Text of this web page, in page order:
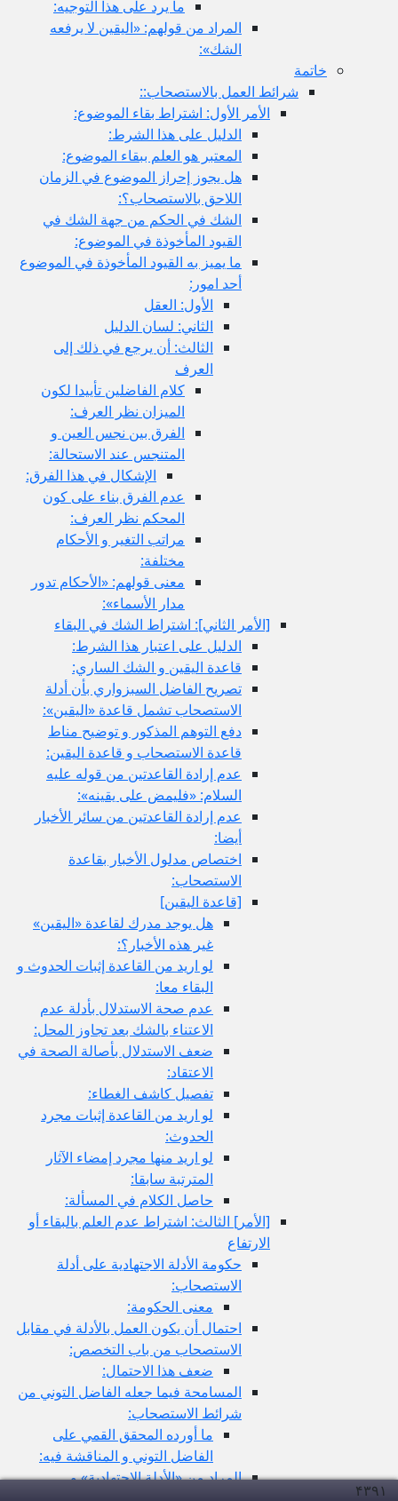
ما يرد على هذا التوجيه:
المراد من قولهم: «اليقين لا يرفعه
الشك»:
خاتمة
شرائط العمل بالاستصحاب::
الأمر الأول: اشتراط بقاء الموضوع:
الدليل على هذا الشرط:
المعتبر هو العلم ببقاء الموضوع:
هل يجوز إحراز الموضوع في الزمان
اللاحق بالاستصحاب؟:
الشك في الحكم من جهة الشك في
القيود المأخوذة في الموضوع:
ما يميز به القيود المأخوذة في الموضوع
أحد امور:
الأول: العقل
الثاني: لسان الدليل
الثالث: أن يرجع في ذلك إلى
العرف
كلام الفاضلين تأييدا لكون
الميزان نظر العرف:
الفرق بين نجس العين و
المتنجس عند الاستحالة:
الإشكال في هذا الفرق:
عدم الفرق بناء على كون
المحكم نظر العرف:
مراتب التغير و الأحكام
مختلفة:
معنى قولهم: «الأحكام تدور
مدار الأسماء»:
[الأمر الثاني‏]: اشتراط الشك في البقاء
الدليل على اعتبار هذا الشرط:
قاعدة اليقين و الشك الساري:
تصريح الفاضل السبزواري بأن أدلة
الاستصحاب تشمل قاعدة «اليقين»:
دفع التوهم المذكور و توضيح مناط
قاعدة الاستصحاب و قاعدة اليقين:
عدم إرادة القاعدتين من قوله عليه
السلام: «فليمض على يقينه»:
عدم إرادة القاعدتين من سائر الأخبار
أيضا:
اختصاص مدلول الأخبار بقاعدة
الاستصحاب:
[قاعدة اليقين‏]
هل يوجد مدرك لقاعدة «اليقين»
غير هذه الأخبار؟:
لو اريد من القاعدة إثبات الحدوث و
البقاء معا:
عدم صحة الاستدلال بأدلة عدم
الاعتناء بالشك بعد تجاوز المحل:
ضعف الاستدلال بأصالة الصحة في
الاعتقاد:
تفصيل كاشف الغطاء:
لو اريد من القاعدة إثبات مجرد
الحدوث:
لو اريد منها مجرد إمضاء الآثار
المترتبة سابقا:
حاصل الكلام في المسألة:
[الأمر] الثالث: اشتراط عدم العلم بالبقاء أو
الارتفاع
حكومة الأدلة الاجتهادية على أدلة
الاستصحاب:
معنى الحكومة:
احتمال أن يكون العمل بالأدلة في مقابل
الاستصحاب من باب التخصص:
ضعف هذا الاحتمال:
المسامحة فيما جعله الفاضل التوني من
شرائط الاستصحاب:
ما أورده المحقق القمي على
الفاضل التوني و المناقشة فيه:
المراد من «الأدلة الاجتهادية» و
۴۳۹۱